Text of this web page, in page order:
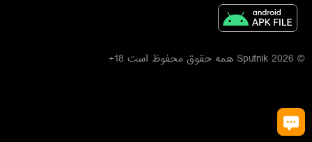
© 2026 Sputnik همه حقوق محفوظ است 18+